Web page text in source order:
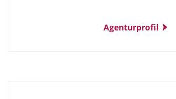
Agenturprofil